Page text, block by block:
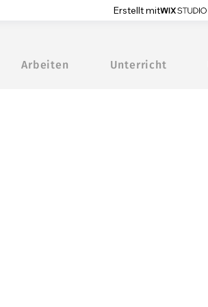
Erstellt mit
Arbeiten Unterricht